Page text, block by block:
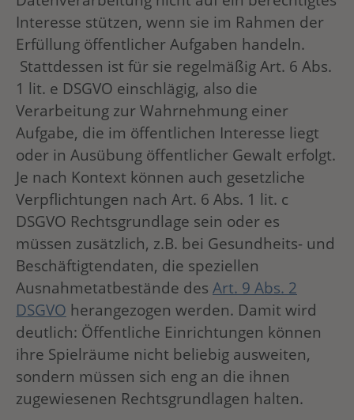
Interesse stützen, wenn sie im Rahmen der
Erfüllung öffentlicher Aufgaben handeln.
Stattdessen ist für sie regelmäßig Art. 6 Abs.
1 lit. e DSGVO einschlägig, also die
Verarbeitung zur Wahrnehmung einer
Aufgabe, die im öffentlichen Interesse liegt
oder in Ausübung öffentlicher Gewalt erfolgt.
Je nach Kontext können auch gesetzliche
Verpflichtungen nach Art. 6 Abs. 1 lit. c
DSGVO Rechtsgrundlage sein oder es
müssen zusätzlich, z.B. bei Gesundheits- und
Beschäftigtendaten, die speziellen
Ausnahmetatbestände des Art. 9 Abs. 2
DSGVO herangezogen werden. Damit wird
deutlich: Öffentliche Einrichtungen können
ihre Spielräume nicht beliebig ausweiten,
sondern müssen sich eng an die ihnen
zugewiesenen Rechtsgrundlagen halten.